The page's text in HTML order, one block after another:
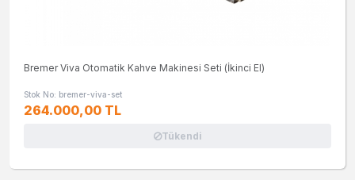
Bremer Viva Otomatik Kahve Makinesi Seti (İkinci El)
Stok No: bremer-viva-set
264.000,00 TL
Tükendi